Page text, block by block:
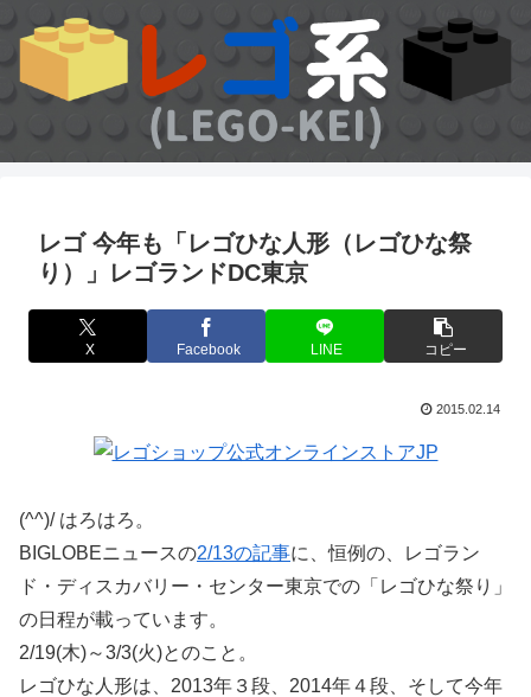
レゴ 今年も「レゴひな人形（レゴひな祭
り）」レゴランドDC東京
X Facebook LINE コピー
2015.02.14
(^^)/ はろはろ。
BIGLOBEニュースの2/13の記事に、恒例の、レゴラン
ド・ディスカバリー・センター東京での「レゴひな祭り」
の日程が載っています。
2/19(木)～3/3(火)とのこと。
レゴひな人形は、2013年３段、2014年４段、そして今年